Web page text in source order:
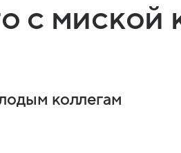
с миской
коллегам